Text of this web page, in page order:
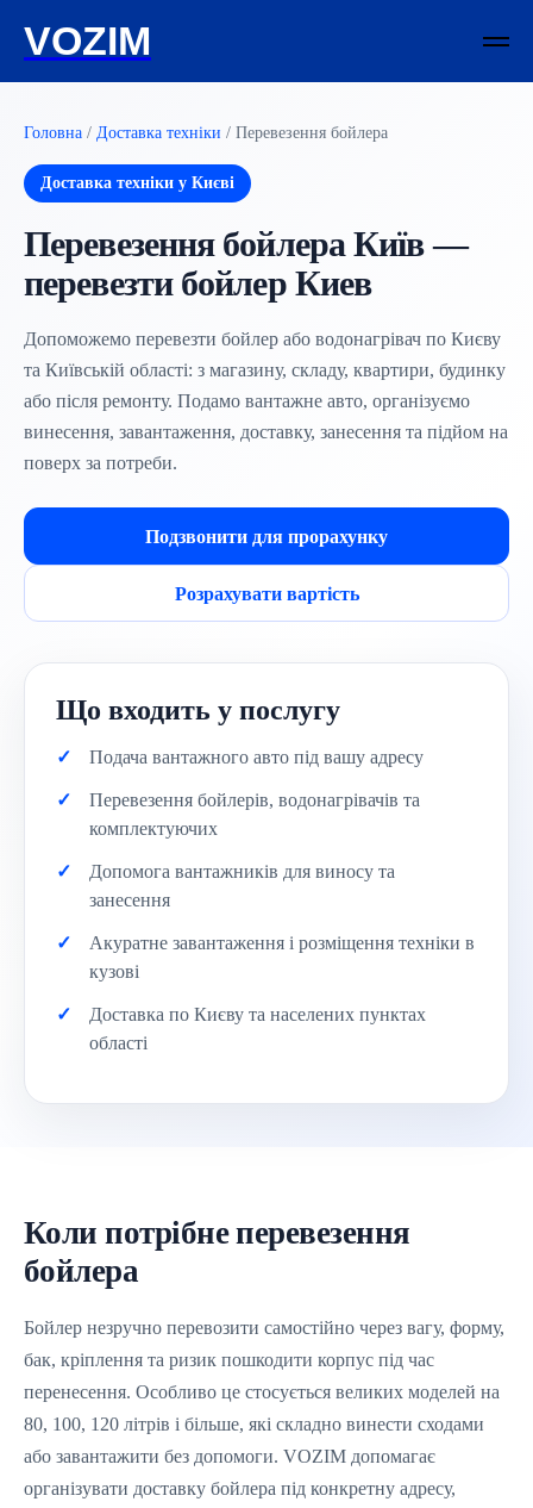
VOZIM
Головна / Доставка техніки / Перевезення бойлера
Доставка техніки у Києві
Перевезення бойлера Київ —
перевезти бойлер Киев
Допоможемо перевезти бойлер або водонагрівач по Києву
та Київській області: з магазину, складу, квартири, будинку
або після ремонту. Подамо вантажне авто, організуємо
винесення, завантаження, доставку, занесення та підйом на
поверх за потреби.
Подзвонити для прорахунку
Розрахувати вартість
Що входить у послугу
Подача вантажного авто під вашу адресу
Перевезення бойлерів, водонагрівачів та
комплектуючих
Допомога вантажників для виносу та
занесення
Акуратне завантаження і розміщення техніки в
кузові
Доставка по Києву та населених пунктах
області
Коли потрібне перевезення
бойлера
Бойлер незручно перевозити самостійно через вагу, форму,
бак, кріплення та ризик пошкодити корпус під час
перенесення. Особливо це стосується великих моделей на
80, 100, 120 літрів і більше, які складно винести сходами
або завантажити без допомоги. VOZIM допомагає
організувати доставку бойлера під конкретну адресу,